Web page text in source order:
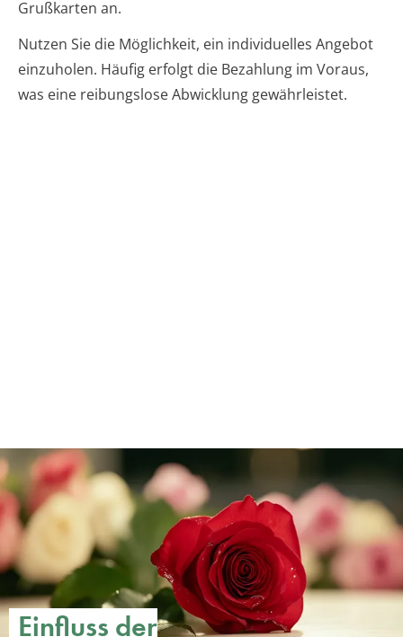
Grußkarten an.
Nutzen Sie die Möglichkeit, ein individuelles Angebot
einzuholen. Häufig erfolgt die Bezahlung im Voraus,
was eine reibungslose Abwicklung gewährleistet.
Einfluss der